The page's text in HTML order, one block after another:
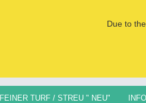
Due to
FEINER TURF / STREU " NEU"